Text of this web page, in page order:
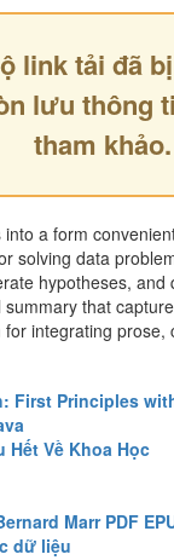
link tải đã
lưu thông
tham khảo.
a form
solving data
hypotheses, and
that
integrating prose,
First Principles
Hết Về Khoa Học
Marr PDF
dữ liệu